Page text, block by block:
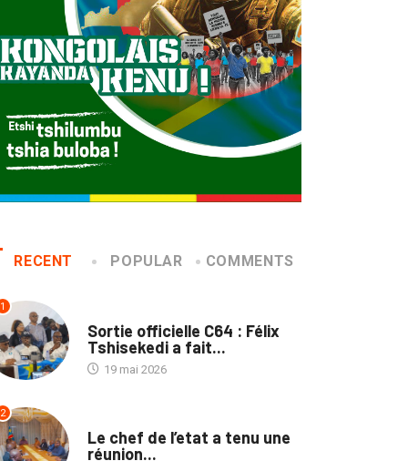
RECENT POPULAR COMMENTS
1
Sortie officielle C64 : Félix
Tshisekedi a fait...
19 mai 2026
2
Le chef de l’etat a tenu une
réunion...